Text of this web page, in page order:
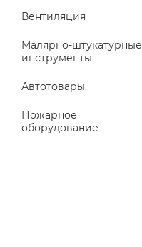
Вентиляция
Малярно-штукатурные
инструменты
Автотовары
Пожарное
оборудование